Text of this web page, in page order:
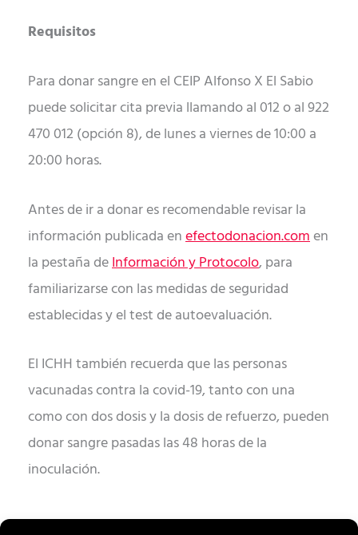
Requisitos
Para donar sangre en el CEIP Alfonso X El Sabio
puede solicitar cita previa llamando al 012 o al 922
470 012 (opción 8), de lunes a viernes de 10:00 a
20:00 horas.
Antes de ir a donar es recomendable revisar la
información publicada enefectodonacion.comen
la pestaña deInformación y Protocolo, para
familiarizarse con las medidas de seguridad
establecidas y el test de autoevaluación.
El ICHH también recuerda que las personas
vacunadas contra la covid-19, tanto con una
como con dos dosis y la dosis de refuerzo, pueden
donar sangre pasadas las 48 horas de la
inoculación.